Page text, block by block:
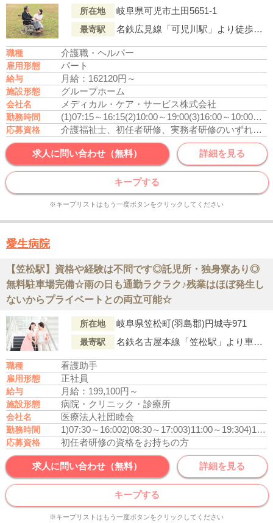
所在地 岐阜県可児市土田5651-1
最寄駅 名鉄広見線「可児川駅」より徒歩8分
職種 介護職・ヘルパー
雇用形態 パート
給与 月給：162120円～
施設形態 グループホーム
会社名 メディカル・ケア・サービス株式会社
勤務時間 (1)07:15～16:15(2)10:00～19:00(3)16:00～10:00休
応募資格 介護福祉士、初任者研修、実務者研修のいずれかの資格をお持ちの方
求人に問い合わせ（無料） 詳細を見る
キープする
※キープリストはもう一度ボタンをクリックしてください
愛生病院
【笠松駅】資格や経験は不問です◎託児所・独身寮あり◎
無料駐車場完備☆雨の日も通勤ラクラク♪残業はほぼ発生し
ないからプライベートとの両立可能☆
所在地 岐阜県笠松町(羽島郡)円城寺971
最寄駅 名鉄名古屋本線「笠松駅」より車で5分
職種 看護助手
雇用形態 正社員
給与 月給：199,100円～
施設形態 病院・クリニック・診療所
会社名 医療法人社団睦会
勤務時間 1)07:30～16:002)08:30～17:003)11:00～19:304)18:00～09:00
応募資格 初任者研修の資格をお持ちの方
求人に問い合わせ（無料） 詳細を見る
キープする
※キープリストはもう一度ボタンをクリックしてください